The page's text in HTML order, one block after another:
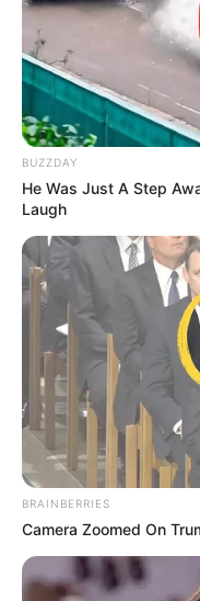
BUZZDAY
He Was Just A Step
Laugh
BRAINBERRIES
Camera Zoomed On